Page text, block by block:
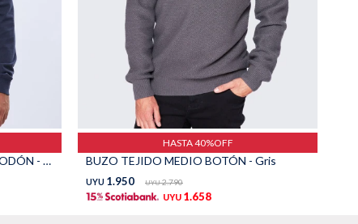
REMERA POLO RAYADA EN ALGODÓN - Azul
HASTA 40%OFF
BUZO TEJIDO MEDIO BOTÓN - Gris
UYU 1.950 UYU 2.790
UYU 1.658